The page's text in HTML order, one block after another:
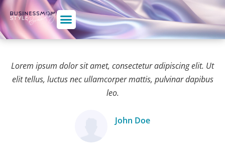
Lorem ipsum dolor sit amet, consectetur adipiscing elit. Ut
elit tellus, luctus nec ullamcorper mattis, pulvinar dapibus
leo.
John Doe